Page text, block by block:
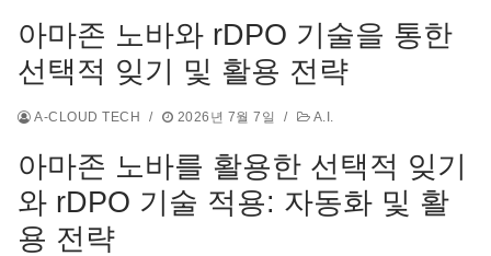
아마존 노바와 rDPO 기술을 통한
선택적 잊기 및 활용 전략
A-CLOUD TECH / 2026년 7월 7일 / A.I.
아마존 노바를 활용한 선택적 잊기
와 rDPO 기술 적용: 자동화 및 활
용 전략